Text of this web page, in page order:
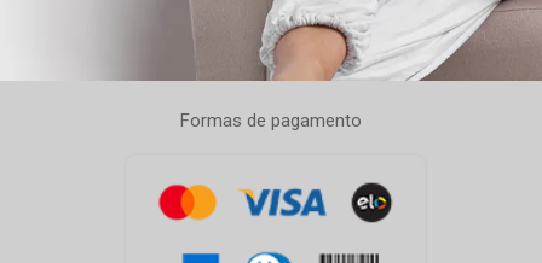
Formas de pagamento